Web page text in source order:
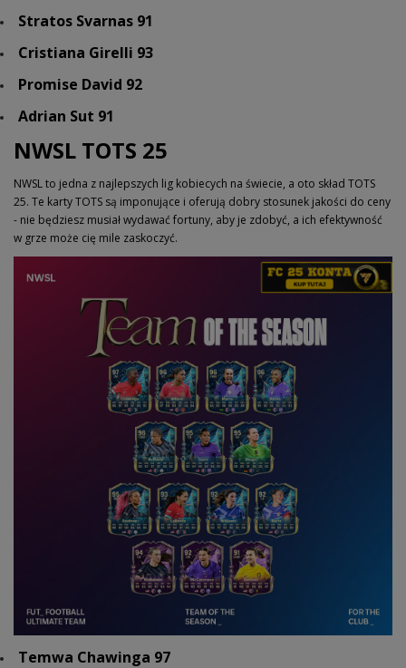
Stratos Svarnas 91
Cristiana Girelli 93
Promise David 92
Adrian Sut 91
NWSL TOTS 25
NWSL to jedna z najlepszych lig kobiecych na świecie, a oto skład TOTS
25. Te karty TOTS są imponujące i oferują dobry stosunek jakości do ceny
- nie będziesz musiał wydawać fortuny, aby je zdobyć, a ich efektywność
w grze może cię mile zaskoczyć.
Temwa Chawinga 97